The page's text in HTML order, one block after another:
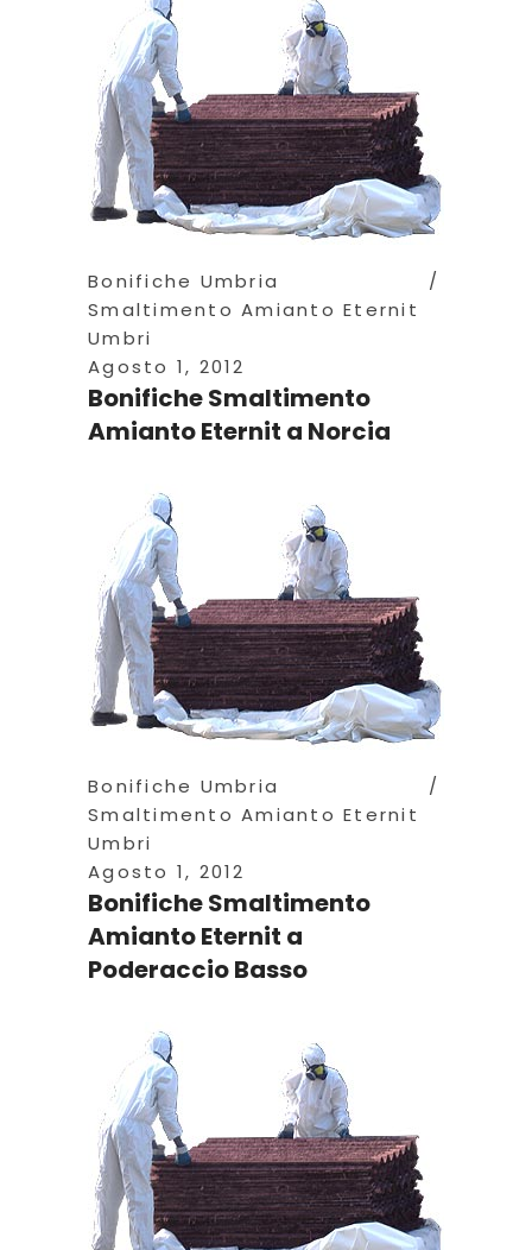
Bonifiche Umbria
Smaltimento Amianto Eternit
Umbri
Agosto 1, 2012
Bonifiche Smaltimento
Amianto Eternit a Norcia
Bonifiche Umbria
Smaltimento Amianto Eternit
Umbri
Agosto 1, 2012
Bonifiche Smaltimento
Amianto Eternit a
Poderaccio Basso